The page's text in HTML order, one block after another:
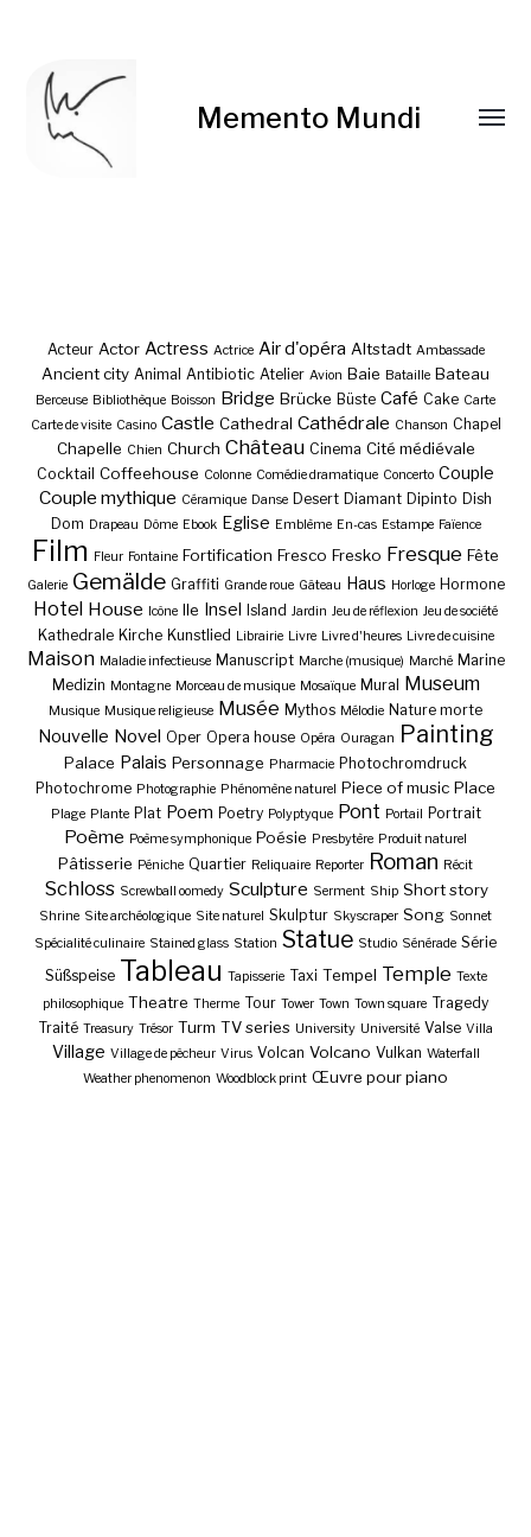
Memento Mundi
Acteur Actor Actress Actrice Air d'opéra Altstadt Ambassade
Ancient city Animal Antibiotic Atelier Avion Baie Bataille Bateau
Berceuse Bibliothèque Boisson Bridge Brücke Büste Café Cake Carte
Carte de visite Casino Castle Cathedral Cathédrale Chanson Chapel
Chapelle Chien Church Château Cinema Cité médiévale
Cocktail Coffeehouse Colonne Comédie dramatique Concerto Couple
Couple mythique Céramique Danse Desert Diamant Dipinto Dish
Dom Drapeau Dôme Ebook Eglise Emblème En-cas Estampe Faïence
Film Fleur Fontaine Fortification Fresco Fresko Fresque Fête
Galerie Gemälde Graffiti Grande roue Gâteau Haus Horloge Hormone
Hotel House Icône Ile Insel Island Jardin Jeu de réflexion Jeu de société
Kathedrale Kirche Kunstlied Librairie Livre Livre d'heures Livre de cuisine
Maison Maladie infectieuse Manuscript Marche (musique) Marché Marine
Medizin Montagne Morceau de musique Mosaïque Mural Museum
Musique Musique religieuse Musée Mythos Mélodie Nature morte
Nouvelle Novel Oper Opera house Opéra Ouragan Painting
Palace Palais Personnage Pharmacie Photochromdruck
Photochrome Photographie Phénomène naturel Piece of music Place
Plage Plante Plat Poem Poetry Polyptyque Pont Portail Portrait
Poème Poème symphonique Poésie Presbytère Produit naturel
Pâtisserie Péniche Quartier Reliquaire Reporter Roman Récit
Schloss Screwball oomedy Sculpture Serment Ship Short story
Shrine Site archéologique Site naturel Skulptur Skyscraper Song Sonnet
Spécialité culinaire Stained glass Station Statue Studio Sénérade Série
Süßspeise Tableau Tapisserie Taxi Tempel Temple Texte
philosophique Theatre Therme Tour Tower Town Town square Tragedy
Traité Treasury Trésor Turm TV series University Université Valse Villa
Village Village de pêcheur Virus Volcan Volcano Vulkan Waterfall
Weather phenomenon Woodblock print Œuvre pour piano